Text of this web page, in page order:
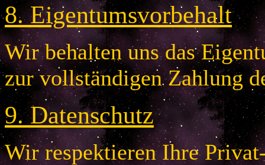
8.Eigentumsvorbehalt
Wir behalten uns das
zur vollständigen Zahlung
9.Datenschutz
Wir respektieren Ihre